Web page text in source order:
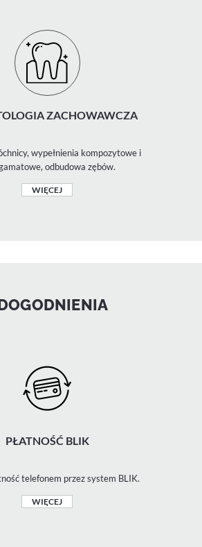
ZACHOWAWCZA
wypełnienia kompozytowe i
odbudowa zębów.
WIĘCEJ
PŁATNOŚĆ BLIK
telefonem przez system BLIK.
WIĘCEJ